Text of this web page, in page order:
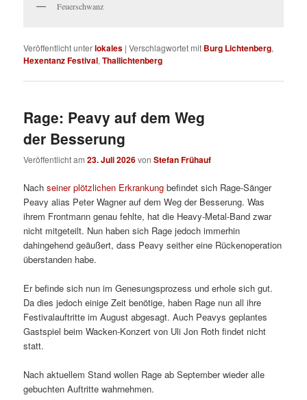
Feuerschwanz
Veröffentlicht unterlokales |Verschlagwortet mit Burg Lichtenberg,
Hexentanz Festival,Thallichtenberg
Rage: Peavy auf dem Weg
der Besserung
Veröffentlicht am23. Juli 2026vonStefan Frühauf
Nachseiner plötzlichen Erkrankung befindet sich Rage-Sänger
Peavy alias Peter Wagner auf dem Weg der Besserung. Was
ihrem Frontmann genau fehlte, hat die Heavy-Metal-Band zwar
nicht mitgeteilt. Nun haben sich Rage jedoch immerhin
dahingehend geäußert, dass Peavy seither eine Rückenoperation
überstanden habe.
Er befinde sich nun im Genesungsprozess und erhole sich gut.
Da dies jedoch einige Zeit benötige, haben Rage nun all ihre
Festivalauftritte im August abgesagt. Auch Peavys geplantes
Gastspiel beim Wacken-Konzert von Uli Jon Roth findet nicht
statt.
Nach aktuellem Stand wollen Rage ab September wieder alle
gebuchten Auftritte wahrnehmen.